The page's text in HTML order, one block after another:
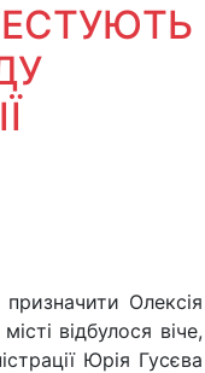
Олексія
відбулося віче,
Юрія Гусєва